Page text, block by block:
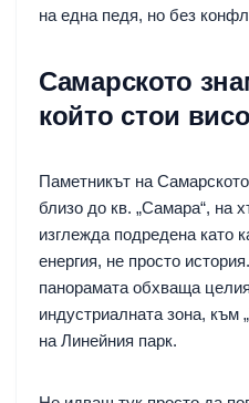
на една педя, но без
Самарското
който стои
Паметникът на
близо до кв. „Самара“, на
изглежда подредена като
енергия, не просто
панорамата обхваща
индустриалната зона, към
на Линейния парк.